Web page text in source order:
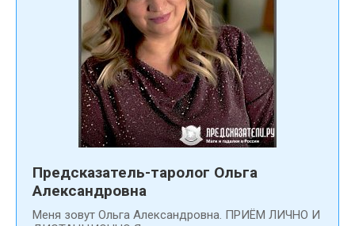
Предсказатель-таролог Ольга
Александровна
Меня зовут Ольга Александровна. ПРИЁМ ЛИЧНО И